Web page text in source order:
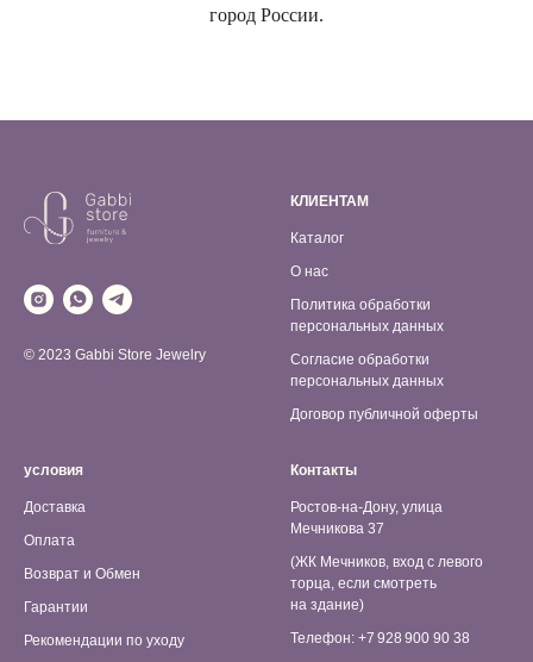
город России.
© 2023 Gabbi Store Jewelry
КЛИЕНТАМ
Каталог
О нас
Политика обработки
персональных данных
Согласие обработки
персональных данных
Договор публичной оферты
условия
Доставка
Оплата
Возврат и Обмен
Гарантии
Рекомендации по уходу
Контакты
Ростов-на-Дону, улица
Мечникова 37
(ЖК Мечников, вход с левого
торца, если смотреть
на здание)
Телефон: +7 928 900 90 38